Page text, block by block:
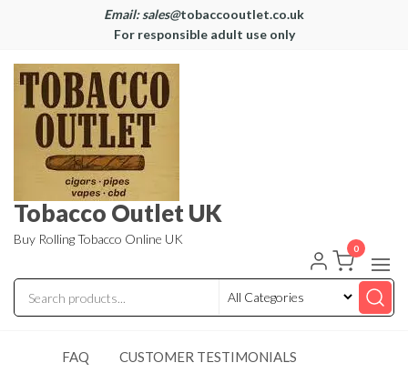
Email: sales@tobaccooutlet.co.uk
For responsible adult use only
Tobacco Outlet UK
Buy Rolling Tobacco Online UK
0
FAQ CUSTOMER TESTIMONIALS